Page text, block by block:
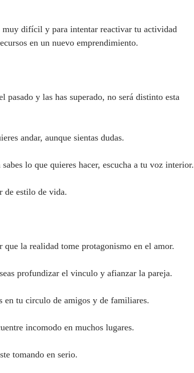
muy difícil y para intentar reactivar tu actividad
en un nuevo emprendimiento.
pasado y las has superado, no será distinto esta
andar, aunque sientas dudas.
lo que quieres hacer, escucha a tu voz interior.
de estilo de vida.
la realidad tome protagonismo en el amor.
profundizar el vinculo y afianzar la pareja.
en tu circulo de amigos y de familiares.
incomodo en muchos lugares.
tomando en serio.